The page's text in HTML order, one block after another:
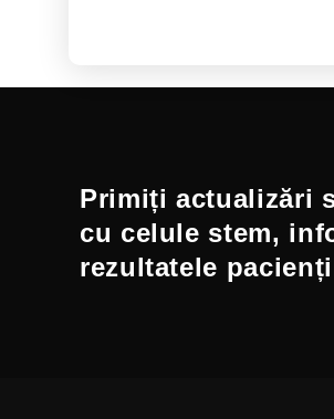
Primiți actualizări
cu celule stem,
rezultatele